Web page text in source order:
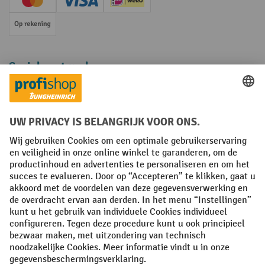
Creditcard (Master)Creditcard (Visa)iDEAL | Wero
Op rekening
Sociale netwerken
Facebook
YouTube
LinkedInInstagram
Algemene leveringsvoorwaarden Copyright
Privacyverklaring Privacy Instellingen
All prices excl. VAT plusshipping costs and possible delivery charges,
if not stated otherwise.
¹ De korting is geldig zolang de voorraad strekt. De korting is niet van
toepassing op speciale prijzen. Een combinatie met andere
procentuele kortingen of vouchers is niet mogelijk. | ² De korting